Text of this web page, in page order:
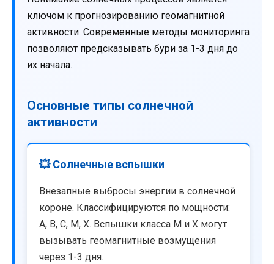
ключом к прогнозированию геомагнитной
активности. Современные методы мониторинга
позволяют предсказывать бури за 1-3 дня до
их начала.
Основные типы солнечной
активности
💥 Солнечные вспышки
Внезапные выбросы энергии в солнечной
короне. Классифицируются по мощности:
A, B, C, M, X. Вспышки класса M и X могут
вызывать геомагнитные возмущения
через 1-3 дня.